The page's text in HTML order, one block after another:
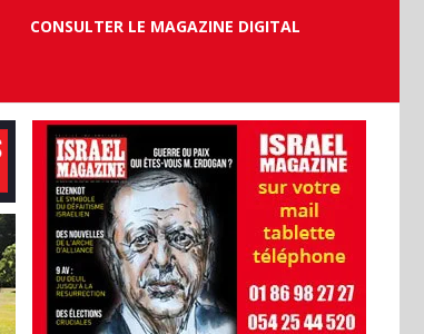
CONSULTER LE MAGAZINE DIGITAL